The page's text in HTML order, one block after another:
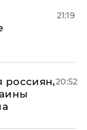
21:19
россиян,20:52